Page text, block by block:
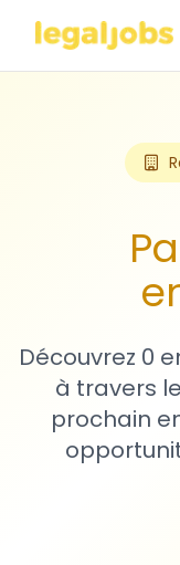
Découvrez 0
à travers
prochain